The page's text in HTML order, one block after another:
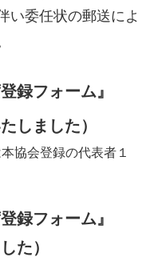
い委任状の郵送によ
登録フォーム』
しました）
協会登録の代表者１
録フォーム』
た）